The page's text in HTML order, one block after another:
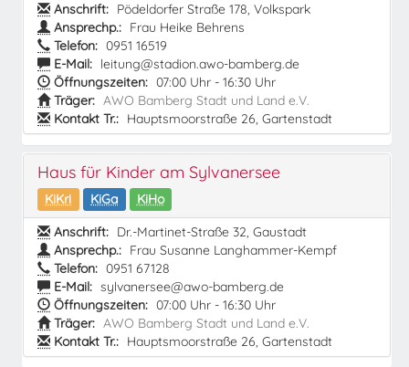
Anschrift: Pödeldorfer Straße 178, Volkspark
Ansprechp.: Frau Heike Behrens
Telefon: 0951 16519
E-Mail: leitung@stadion.awo-bamberg.de
Öffnungszeiten: 07:00 Uhr - 16:30 Uhr
Träger: AWO Bamberg Stadt und Land e.V.
Kontakt Tr.: Hauptsmoorstraße 26, Gartenstadt
Haus für Kinder am Sylvanersee
KiKri KiGa
KiHo
Anschrift: Dr.-Martinet-Straße 32, Gaustadt
Ansprechp.: Frau Susanne Langhammer-Kempf
Telefon: 0951 67128
E-Mail: sylvanersee@awo-bamberg.de
Öffnungszeiten: 07:00 Uhr - 16:30 Uhr
Träger: AWO Bamberg Stadt und Land e.V.
Kontakt Tr.: Hauptsmoorstraße 26, Gartenstadt